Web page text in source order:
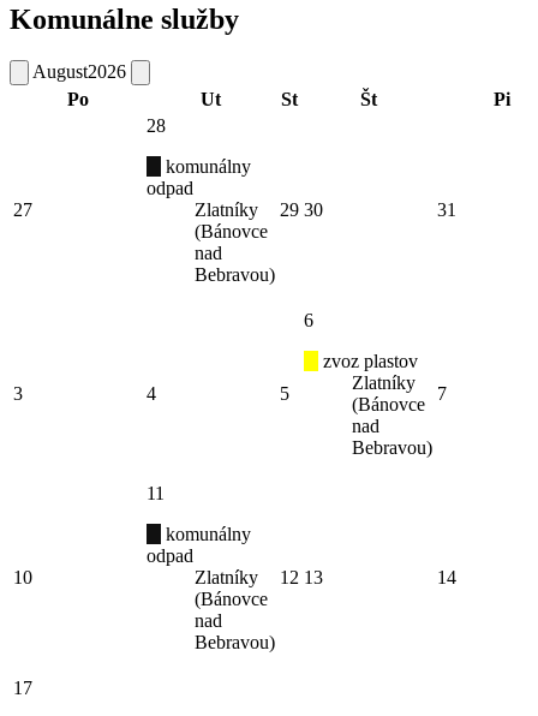
Komunálne služby
August2026
Po
Ut St Št Pi
27
28
komunálny
odpad
Zlatníky
(Bánovce
nad
Bebravou)
29 30 31
3 4 5
6
zvoz plastov
Zlatníky
(Bánovce
nad
Bebravou)
7
10
11
komunálny
odpad
Zlatníky
(Bánovce
nad
Bebravou)
12 13 14
17